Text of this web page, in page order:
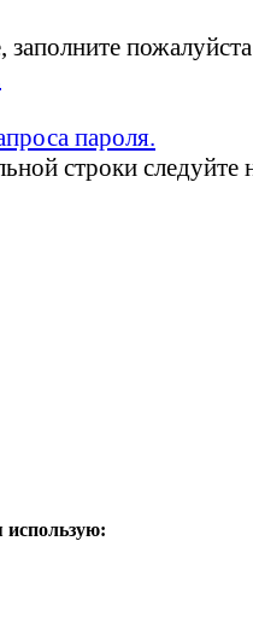
заполните пожалуйста
пароля.
строки следуйте
использую: